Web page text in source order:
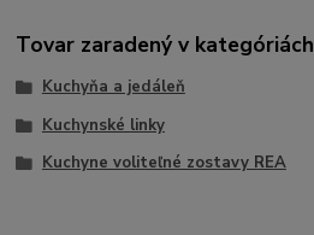
Tovar zaradený v kategóriách
Kuchyňa a jedáleň
Kuchynské linky
Kuchyne voliteľné zostavy REA